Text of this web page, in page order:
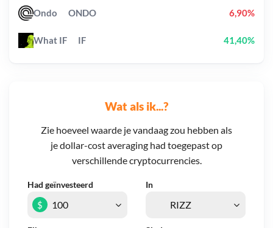
Wat als ik...?
Zie hoeveel waarde je vandaag zou hebben als
je dollar-cost averaging had toegepast op
verschillende cryptocurrencies.
Had geïnvesteerd In
$
Ondo ONDO 6,90%
What IF IF 41,40%